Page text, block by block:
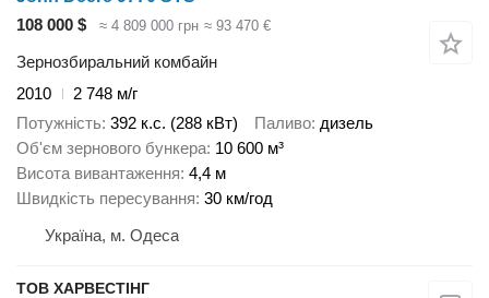
108 000 $
≈ 4 809 000 грн ≈ 93 470 €
Зернозбиральний комбайн
2010
2 748 м/г
Потужність 392 к.с. (288 кВт) Паливо дизель
Об'єм зернового бункера 10 600 м³
Висота вивантаження 4,4 м
Швидкість пересування 30 км/год
Україна, м. Одеса
ТОВ ХАРВЕСТІНГ